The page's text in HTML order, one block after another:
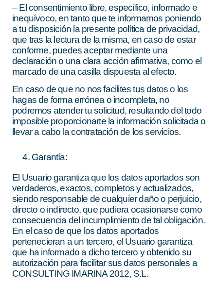
– El consentimiento libre, específico, informado e
inequívoco, en tanto que te informamos poniendo
a tu disposición la presente política de privacidad,
que tras la lectura de la misma, en caso de estar
conforme, puedes aceptar mediante una
declaración o una clara acción afirmativa, como el
marcado de una casilla dispuesta al efecto.
En caso de que no nos facilites tus datos o los
hagas de forma errónea o incompleta, no
podremos atender tu solicitud, resultando del todo
imposible proporcionarte la información solicitada o
llevar a cabo la contratación de los servicios.
Garantía:
El Usuario garantiza que los datos aportados son
verdaderos, exactos, completos y actualizados,
siendo responsable de cualquier daño o perjuicio,
directo o indirecto, que pudiera ocasionarse como
consecuencia del incumplimiento de tal obligación.
En el caso de que los datos aportados
pertenecieran a un tercero, el Usuario garantiza
que ha informado a dicho tercero y obtenido su
autorización para facilitar sus datos personales a
CONSULTING IMARINA 2012, S.L.